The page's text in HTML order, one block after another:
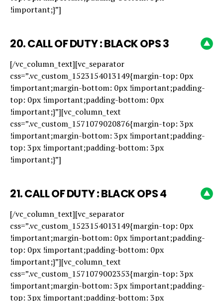
!important;}”]
20.CALL OF DUTY : BLACK OPS 3
[/vc_column_text][vc_separator
css=”.vc_custom_1523154013149{margin-top: 0px
!important;margin-bottom: 0px !important;padding-
top: 0px !important;padding-bottom: 0px
!important;}”][vc_column_text
css=”.vc_custom_1571079020876{margin-top: 3px
!important;margin-bottom: 3px !important;padding-
top: 3px !important;padding-bottom: 3px
!important;}”]
21.CALL OF DUTY : BLACK OPS 4
[/vc_column_text][vc_separator
css=”.vc_custom_1523154013149{margin-top: 0px
!important;margin-bottom: 0px !important;padding-
top: 0px !important;padding-bottom: 0px
!important;}”][vc_column_text
css=”.vc_custom_1571079002353{margin-top: 3px
!important;margin-bottom: 3px !important;padding-
top: 3px !important;padding-bottom: 3px